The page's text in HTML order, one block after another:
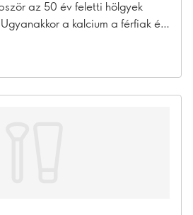
az 50 év feletti hölgyek
a kalcium a férfiak és
Fedezd fel, miért
minden életkorban, és
mennyiséghez jussanak.